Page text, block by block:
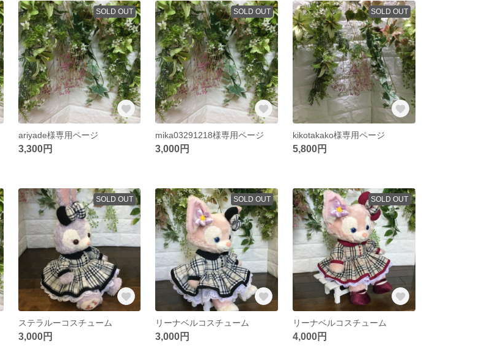
SOLD OUT
ariyade様専用ページ
3,300円
SOLD OUT
mika03291218様専用ページ
3,000円
SOLD OUT
kikotakako様専用ページ
5,800円
SOLD OUT
ステラルーコスチューム
3,000円
SOLD OUT
リーナベルコスチューム
3,000円
SOLD OUT
リーナベルコスチューム
4,000円